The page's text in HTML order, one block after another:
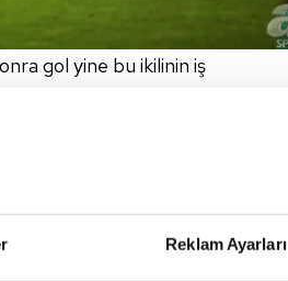
Reklam Ayarları
gol yine bu ikilinin iş
kazanılan gol. Geçen
bir hayli yol alındığı
Nwakaeme, Ekuban ve de